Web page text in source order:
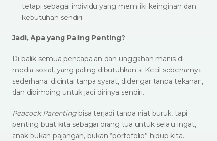
tetapi sebagai individu yang memiliki keinginan dan
kebutuhan sendiri.​
Jadi, Apa yang Paling Penting?
Di balik semua pencapaian dan unggahan manis di
media sosial, yang paling dibutuhkan si Kecil sebenarnya
sederhana: dicintai tanpa syarat, didengar tanpa tekanan,
dan dibimbing untuk jadi dirinya sendiri.
Peacock Parenting bisa terjadi tanpa niat buruk, tapi
penting buat kita sebagai orang tua untuk selalu ingat,
anak bukan pajangan, bukan “portofolio” hidup kita.